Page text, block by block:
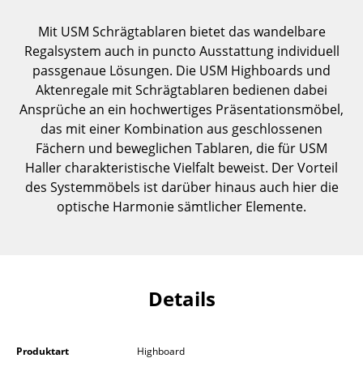
Servierwagen
Einzelteile
... alle Tische
Aufbewahren
Regale & Schränke
Bücherregale
Mit USM Schrägtablaren bietet das wandelbare
Regalsystem auch in puncto Ausstattung individuell
passgenaue Lösungen. Die USM Highboards und
Aktenregale mit Schrägtablaren bedienen dabei
Ansprüche an ein hochwertiges Präsentationsmöbel,
das mit einer Kombination aus geschlossenen
Fächern und beweglichen Tablaren, die für USM
Haller charakteristische Vielfalt beweist. Der Vorteil
des Systemmöbels ist darüber hinaus auch hier die
optische Harmonie sämtlicher Elemente.
Details
Produktart
Highboard